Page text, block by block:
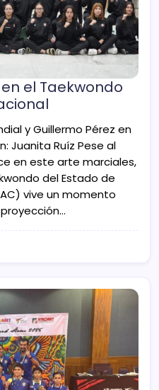
el Taekwondo
y Guillermo Pérez en
Juanita Ruíz Pese al
en este arte marciales,
del Estado de
vive un momento